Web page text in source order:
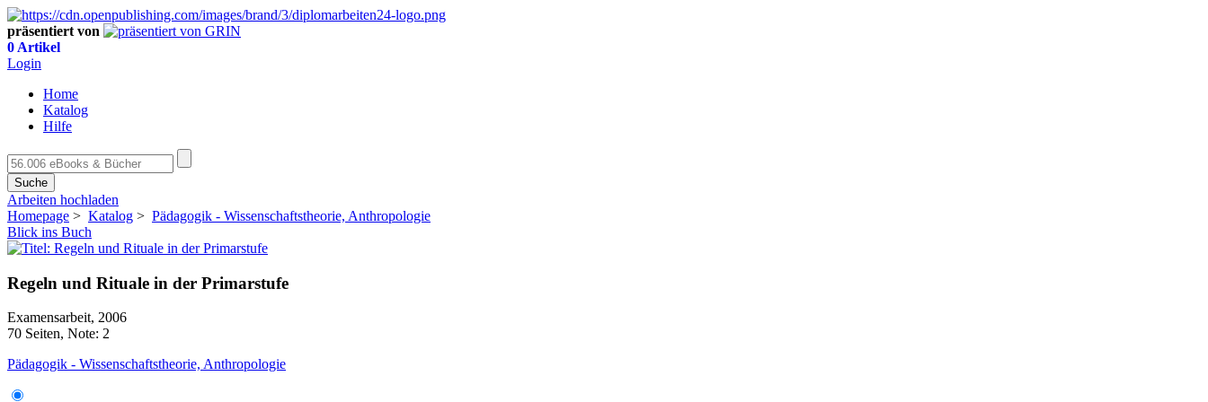
präsentiert von
0 Artikel
Login
Home
Katalog
Hilfe
Suche
Arbeiten hochladen
Homepage > Katalog > Pädagogik - Wissenschaftstheorie, Anthropologie
Blick ins Buch
Regeln und Rituale in der Primarstufe
Examensarbeit, 2006
70 Seiten, Note: 2
Pädagogik - Wissenschaftstheorie, Anthropologie